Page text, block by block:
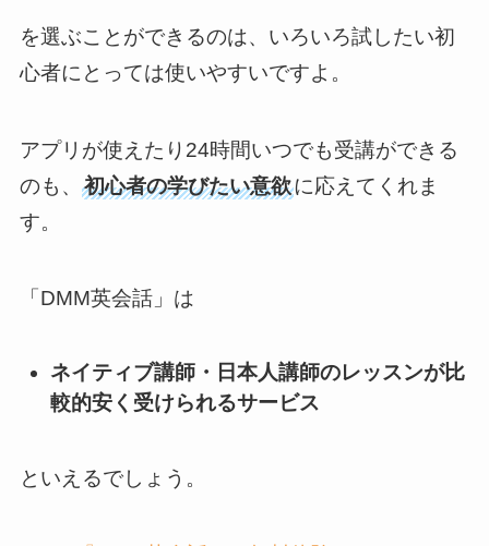
を選ぶことができるのは、いろいろ試したい初
心者にとっては使いやすいですよ。
アプリが使えたり24時間いつでも受講ができる
のも、 初心者の学びたい意欲に応えてくれま
す。
「DMM英会話」は
ネイティブ講師・日本人講師のレッスンが比
較的安く受けられるサービス
といえるでしょう。